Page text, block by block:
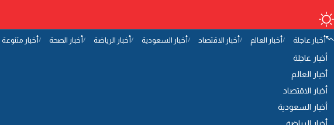
أخبار عاجلة أخبار العالم أخبار الاقتصاد أخبار السعودية أخبار الرياضة أخبار الصحة أخبار متنوعة
أخبار عاجلة
أخبار العالم
أخبار الاقتصاد
أخبار السعودية